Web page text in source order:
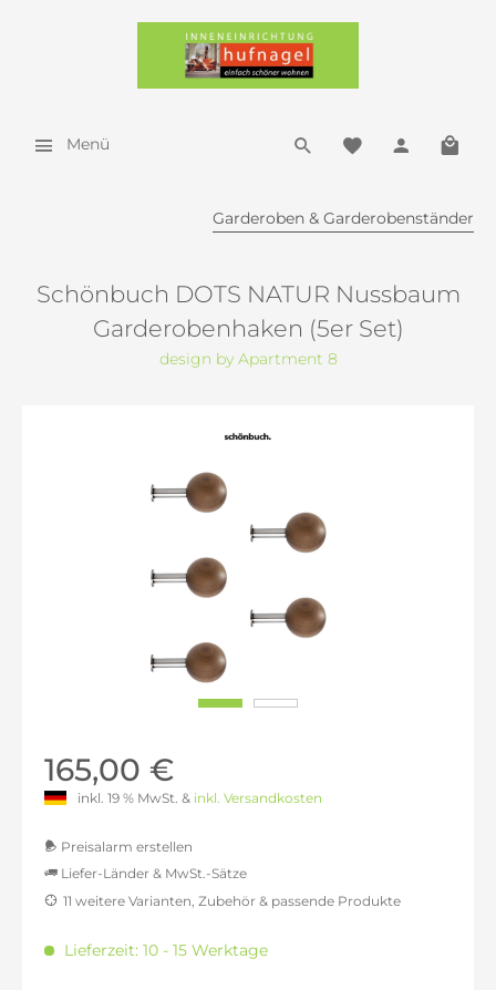
Menü
Garderoben & Garderobenständer
Schönbuch DOTS NATUR Nussbaum
Garderobenhaken (5er Set)
design by Apartment 8
165,00 €
inkl. 19 % MwSt. & inkl. Versandkosten
Preisalarm erstellen
Liefer-Länder & MwSt.-Sätze
inkl. 16% MwSt.: 160,84 €
11 weitere Varianten, Zubehör & passende Produkte
Lieferzeit: 10 - 15 Werktage